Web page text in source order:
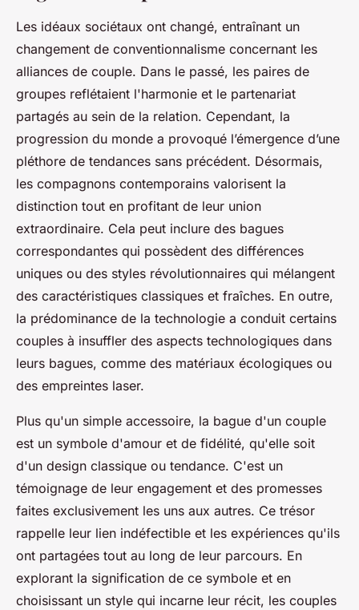
Les idéaux sociétaux ont changé, entraînant un
changement de conventionnalisme concernant les
alliances de couple. Dans le passé, les paires de
groupes reflétaient l'harmonie et le partenariat
partagés au sein de la relation. Cependant, la
progression du monde a provoqué l’émergence d’une
pléthore de tendances sans précédent. Désormais,
les compagnons contemporains valorisent la
distinction tout en profitant de leur union
extraordinaire. Cela peut inclure des bagues
correspondantes qui possèdent des différences
uniques ou des styles révolutionnaires qui mélangent
des caractéristiques classiques et fraîches. En outre,
la prédominance de la technologie a conduit certains
couples à insuffler des aspects technologiques dans
leurs bagues, comme des matériaux écologiques ou
des empreintes laser.
Plus qu'un simple accessoire, la bague d'un couple
est un symbole d'amour et de fidélité, qu'elle soit
d'un design classique ou tendance. C'est un
témoignage de leur engagement et des promesses
faites exclusivement les uns aux autres. Ce trésor
rappelle leur lien indéfectible et les expériences qu'ils
ont partagées tout au long de leur parcours. En
explorant la signification de ce symbole et en
choisissant un style qui incarne leur récit, les couples